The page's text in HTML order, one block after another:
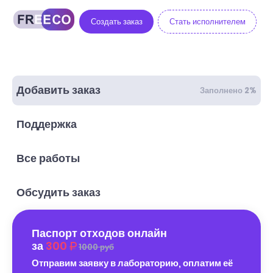
Создать заказ Стать исполнителем
Добавить заказ Заполнено 2%
Поддержка
Все работы
Обсудить заказ
Паспорт отходов онлайн
за 300 1000 руб
Отправим заявку в лабораторию, оплатим её